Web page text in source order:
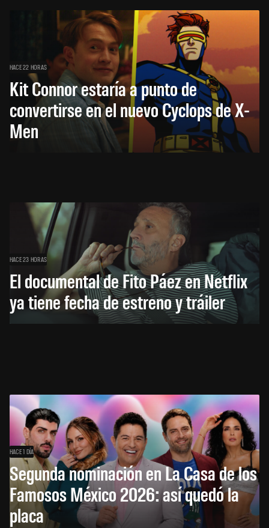
HACE 22 HORAS
Kit Connor estaría a punto de
convertirse en el nuevo Cyclops de X-
Men
HACE 23 HORAS
El documental de Fito Páez en Netflix
ya tiene fecha de estreno y tráiler
HACE 1 DÍA
Segunda nominación en La Casa de los
Famosos México 2026: así quedó la
placa